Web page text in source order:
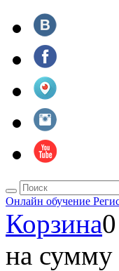
Онлайн обучение
Корзина
на сумму